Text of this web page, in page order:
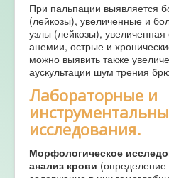
При пальпации выявляется
(лейкозы), увеличенные и
узлы (лейкозы), увеличенная
анемии, острые и
можно выявить также
аускультации шум трения
Лабораторные и
исследования.
Морфологическое
анализ крови (определение